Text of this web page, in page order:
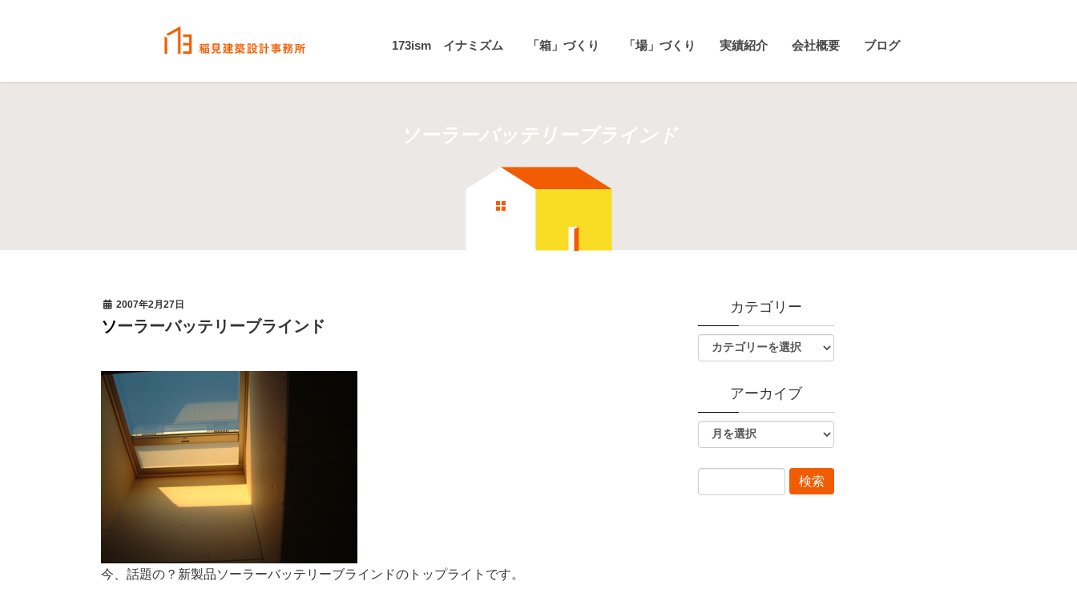
173ism イナミズム 「箱」づくり 「場」づくり 実績紹介 会社概要 ブログ
ソーラーバッテリーブラインド
2007年2月27日
ソーラーバッテリーブラインド
今、話題の？新製品ソーラーバッテリーブラインドのトップライトです。
カテゴリー
アーカイブ